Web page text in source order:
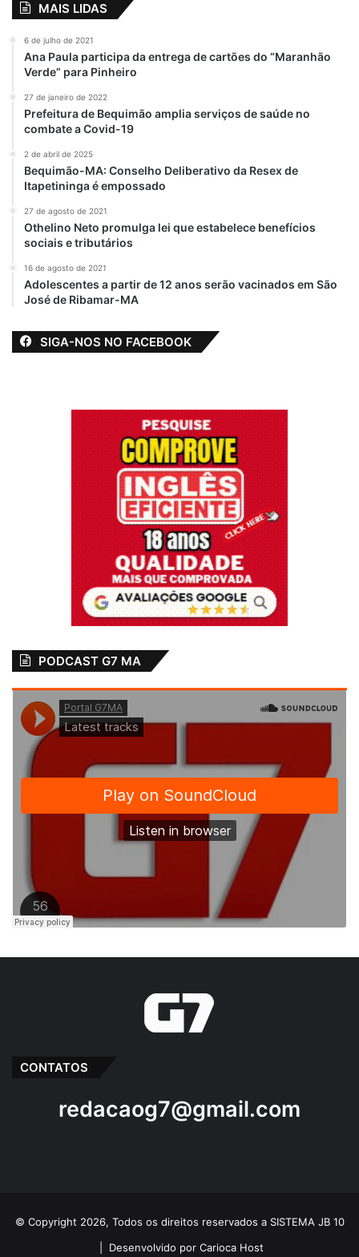
MAIS LIDAS
6 de julho de 2021
Ana Paula participa da entrega de cartões do “Maranhão
Verde” para Pinheiro
27 de janeiro de 2022
Prefeitura de Bequimão amplia serviços de saúde no
combate a Covid-19
2 de abril de 2025
Bequimão-MA: Conselho Deliberativo da Resex de
Itapetininga é empossado
27 de agosto de 2021
Othelino Neto promulga lei que estabelece benefícios
sociais e tributários
16 de agosto de 2021
Adolescentes a partir de 12 anos serão vacinados em São
José de Ribamar-MA
SIGA-NOS NO FACEBOOK
PODCAST G7 MA
CONTATOS
redacaog7@gmail.com
© Copyright 2026, Todos os direitos reservados a SISTEMA JB 10
Desenvolvido por Carioca Host